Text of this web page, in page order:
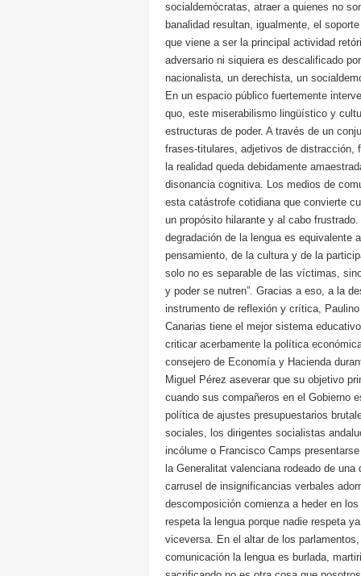
socialdemócratas, atraer a quienes no
banalidad resultan, igualmente, el
que viene a ser la principal actividad
adversario ni siquiera es descalificado
nacionalista, un derechista, un
En un espacio público fuertemente
quo, este miserabilismo lingüístico y
estructuras de poder. A través de un
frases-titulares, adjetivos de distracción,
la realidad queda debidamente
disonancia cognitiva. Los medios de
esta catástrofe cotidiana que convierte
un propósito hilarante y al cabo
degradación de la lengua es equivalente
pensamiento, de la cultura y de la
solo no es separable de las víctimas,
y poder se nutren”. Gracias a eso, a la
instrumento de reflexión y crítica,
Canarias tiene el mejor sistema
criticar acerbamente la política
consejero de Economía y Hacienda
Miguel Pérez aseverar que su objetivo
cuando sus compañeros en el Gobierno
política de ajustes presupuestarios
sociales, los dirigentes socialistas
incólume o Francisco Camps
la Generalitat valenciana rodeado de
carrusel de insignificancias verbales
descomposición comienza a heder en
respeta la lengua porque nadie respeta
viceversa. En el altar de los
comunicación la lengua es burlada,